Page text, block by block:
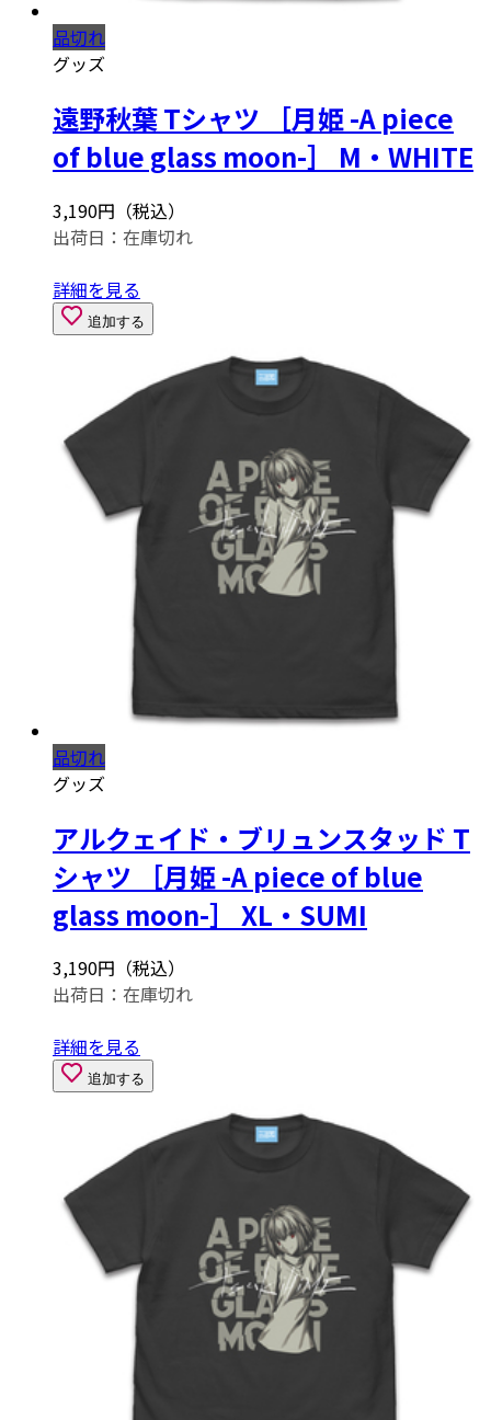
品切れ
グッズ
遠野秋葉 Tシャツ ［月姫 -A piece
of blue glass moon-］ M・WHITE
3,190円（税込）
出荷日： 在庫切れ
詳細を見る
追加する
品切れ
グッズ
アルクェイド・ブリュンスタッド T
シャツ ［月姫 -A piece of blue
glass moon-］ XL・SUMI
3,190円（税込）
出荷日： 在庫切れ
詳細を見る
追加する